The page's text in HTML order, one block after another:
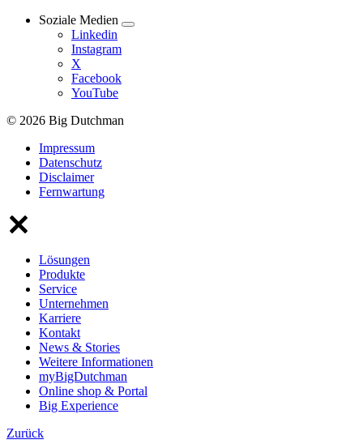
Soziale Medien
Linkedin
Instagram
X
Facebook
YouTube
© 2026 Big Dutchman
Impressum
Datenschutz
Disclaimer
Fernwartung
Lösungen
Produkte
Service
Unternehmen
Karriere
Kontakt
News & Stories
Weitere Informationen
myBigDutchman
Online shop & Portal
Big Experience
Zurück